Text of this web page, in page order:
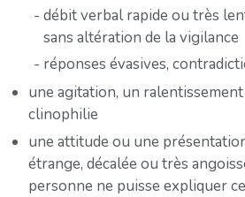
débit verbal rapide ou très
sans altération de la vigilance
réponses évasives,
une agitation, un
clinophilie
une attitude ou une
étrange, décalée ou très
personne ne puisse expliquer